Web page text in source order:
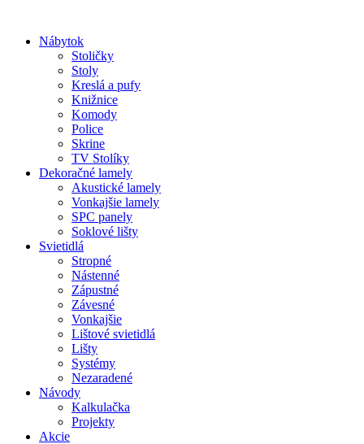
obsah
Nábytok
Stoličky
Stoly
Kreslá a pufy
Knižnice
Komody
Police
Skrine
TV Stolíky
Dekoračné lamely
Akustické lamely
Vonkajšie lamely
SPC panely
Soklové lišty
Svietidlá
Stropné
Nástenné
Zápustné
Závesné
Vonkajšie
Lištové svietidlá
Lišty
Systémy
Nezaradené
Návody
Kalkulačka
Projekty
Akcie